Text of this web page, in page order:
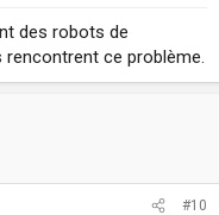
des robots de
ce problème.
#10